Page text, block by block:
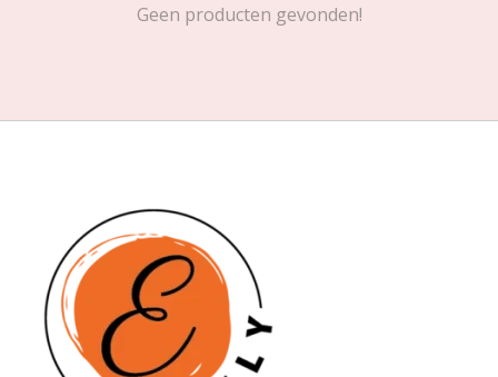
Geen producten gevonden!